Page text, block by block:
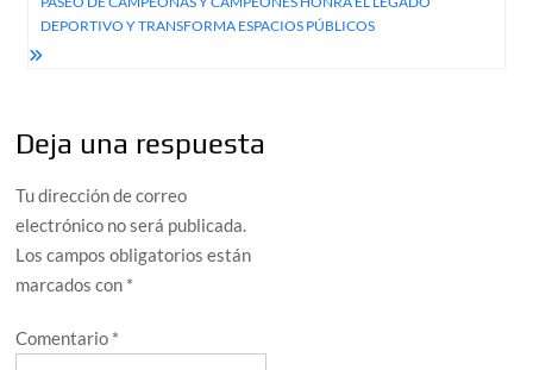
DEPORTIVO Y TRANSFORMA ESPACIOS PÚBLICOS
Deja una respuesta
Tu dirección de correo
electrónico no será publicada.
Los campos obligatorios están
marcados con *
Comentario *